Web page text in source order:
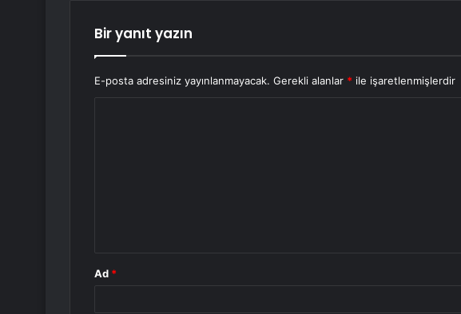
Bir yanıt yazın
E-posta adresiniz yayınlanmayacak. Gerekli alanlar * ile işaretlenmişlerdir
Ad *